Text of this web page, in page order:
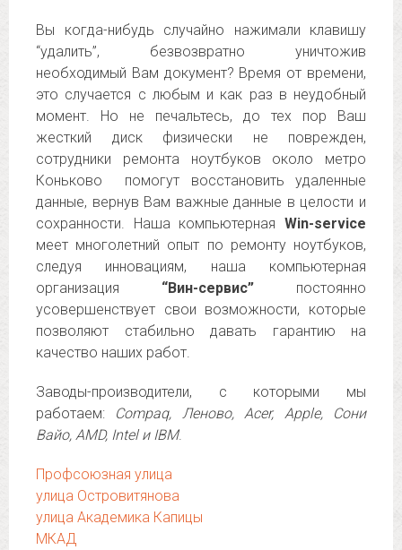
Вы когда-нибудь случайно нажимали клавишу
“удалить”, безвозвратно уничтожив
необходимый Вам документ? Время от времени,
это случается с любым и как раз в неудобный
момент. Но не печальтесь, до тех пор Ваш
жесткий диск физически не поврежден,
сотрудники ремонта ноутбуков около метро
Коньково помогут восстановить удаленные
данные, вернув Вам важные данные в целости и
сохранности. Наша компьютерная Win-service
меет многолетний опыт по ремонту ноутбуков,
следуя инновациям, наша компьютерная
организация “Вин-сервис” постоянно
усовершенствует свои возможности, которые
позволяют стабильно давать гарантию на
качество наших работ.
Заводы-производители, с которыми мы
работаем: Compaq, Леново, Acer, Apple, Сони
Вайо, AMD, Intel и IBM.
Профсоюзная улица
улица Островитянова
улица Академика Капицы
МКАД